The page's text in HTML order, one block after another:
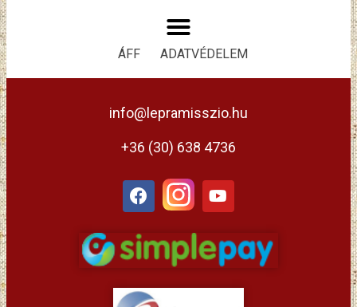
ÁFF ADATVÉDELEM
info@lepramisszio.hu
+36 (30) 638 4736